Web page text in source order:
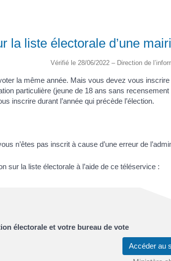
la liste électorale d’une
Vérifié le 28/06/2022 – Direction de
la même année. Mais vous devez vous inscrire
particulière (jeune de 18 ans sans
inscrire durant l’année qui précède l’élection.
n’êtes pas inscrit à cause d’une erreur de
sur la liste électorale à l’aide de ce téléservice :
électorale et votre bureau de vote
Accéder au